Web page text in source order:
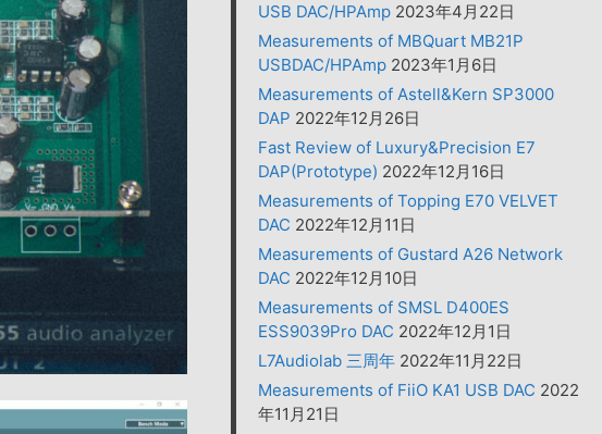
USB DAC/HPAmp 2023年4月22日
Measurements of MBQuart MB21P
USBDAC/HPAmp 2023年1月6日
Measurements of Astell&Kern SP3000
DAP 2022年12月26日
Fast Review of Luxury&Precision E7
DAP(Prototype) 2022年12月16日
Measurements of Topping E70 VELVET
DAC 2022年12月11日
Measurements of Gustard A26 Network
DAC 2022年12月10日
Measurements of SMSL D400ES
ESS9039Pro DAC 2022年12月1日
L7Audiolab 三周年 2022年11月22日
Measurements of FiiO KA1 USB DAC 2022
年11月21日